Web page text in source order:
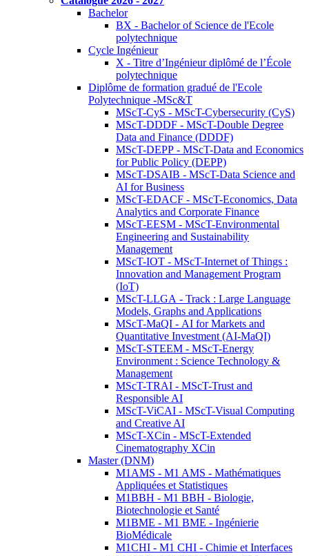
Bachelor
BX - Bachelor of Science de l'Ecole
polytechnique
Cycle Ingénieur
X - Titre d’Ingénieur diplômé de l’École
polytechnique
Diplôme de formation gradué de l'Ecole
Polytechnique -MSc&T
MScT-CyS - MScT-Cybersecurity (CyS)
MScT-DDDF - MScT-Double Degree
Data and Finance (DDDF)
MScT-DEPP - MScT-Data and Economics
for Public Policy (DEPP)
MScT-DSAIB - MScT-Data Science and
AI for Business
MScT-EDACF - MScT-Economics, Data
Analytics and Corporate Finance
MScT-EESM - MScT-Environmental
Engineering and Sustainability
Management
MScT-IOT - MScT-Internet of Things :
Innovation and Management Program
(IoT)
MScT-LLGA - Track : Large Language
Models, Graphs and Applications
MScT-MaQI - AI for Markets and
Quantitative Investment (AI-MaQI)
MScT-STEEM - MScT-Energy
Environment : Science Technology &
Management
MScT-TRAI - MScT-Trust and
Responsible AI
MScT-ViCAI - MScT-Visual Computing
and Creative AI
MScT-XCin - MScT-Extended
Cinematography XCin
Master (DNM)
M1AMS - M1 AMS - Mathématiques
Appliquées et Statistiques
M1BBH - M1 BBH - Biologie,
Biotechnologie et Santé
M1BME - M1 BME - Ingénierie
BioMédicale
M1CHI - M1 CHI - Chimie et Interfaces